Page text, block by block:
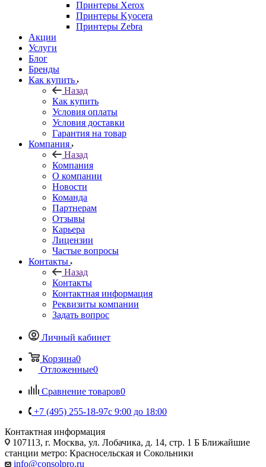
Принтеры Xerox
Принтеры Kyocera
Принтеры Zebra
Акции
Услуги
Блог
Бренды
Как купить
Назад
Как купить
Условия оплаты
Условия доставки
Гарантия на товар
Компания
Назад
Компания
О компании
Новости
Команда
Партнерам
Отзывы
Карьера
Лицензии
Частые вопросы
Контакты
Назад
Контакты
Контактная информация
Реквизиты компании
Задать вопрос
Личный кабинет
Корзина0
Отложенные0
Сравнение товаров0
+7 (495) 255-18-97с 9:00 до 18:00
Контактная информация
107113, г. Москва, ул. Лобачика, д. 14, стр. 1 Б Ближайшие
станции метро: Красносельская и Сокольники
info@consolpro.ru